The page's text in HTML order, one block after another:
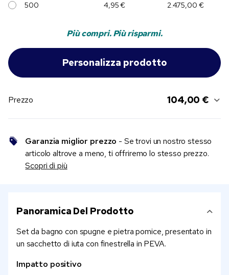
500 4,95 € 2.475,00 €
Più compri. Più risparmi.
Prezzo 104,00 €
Garanzia miglior prezzo - Se trovi un nostro stesso
articolo altrove a meno, ti offriremo lo stesso prezzo.
Scopri di più
Panoramica Del Prodotto
Set da bagno con spugne e pietra pomice, presentato in
un sacchetto di iuta con finestrella in PEVA.
Impatto positivo